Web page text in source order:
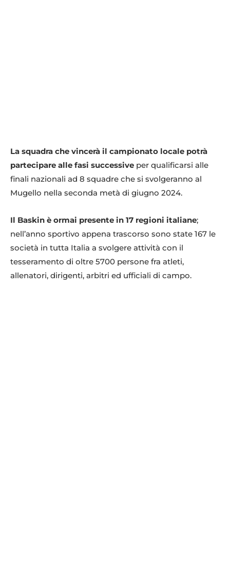
La squadra che vincerà il campionato locale potrà
partecipare alle fasi successive per qualificarsi alle
finali nazionali ad 8 squadre che si svolgeranno al
Mugello nella seconda metà di giugno 2024.
Il Baskin è ormai presente in 17 regioni italiane;
nell’anno sportivo appena trascorso sono state 167 le
società in tutta Italia a svolgere attività con il
tesseramento di oltre 5700 persone fra atleti,
allenatori, dirigenti, arbitri ed ufficiali di campo.